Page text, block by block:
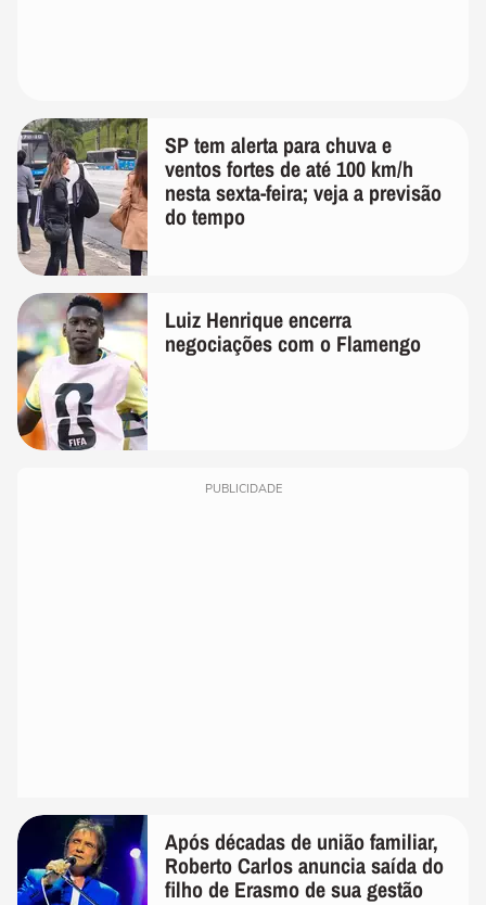
SP tem alerta para chuva e
ventos fortes de até 100 km/h
nesta sexta-feira; veja a previsão
do tempo
Luiz Henrique encerra
negociações com o Flamengo
PUBLICIDADE
Após décadas de união familiar,
Roberto Carlos anuncia saída do
filho de Erasmo de sua gestão